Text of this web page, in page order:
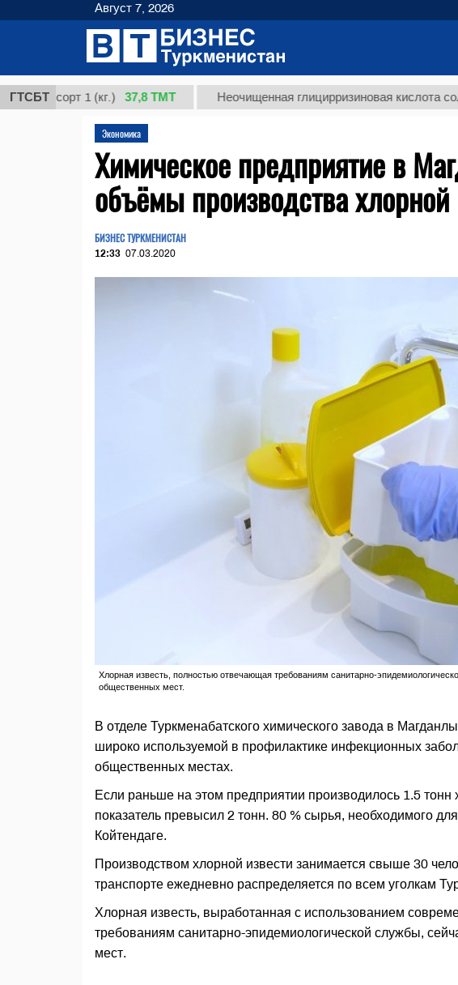
ГТСБТ
сорт 1 (кг.) 37,8 ТМТ Неочищенная глицирризиновая кислота
Экономика
Химическое предприятие в
объёмы производства хлорной
БИЗНЕС ТУРКМЕНИСТАН
12:33 07.03.2020
Хлорная известь, полностью отвечающая требованиям санитарно-
общественных мест.
В отделе Туркменабатского химического завода в
широко используемой в профилактике инфекционных
общественных местах.
Если раньше на этом предприятии производилось 1.5 тонн
показатель превысил 2 тонн. 80 % сырья, необходимого
Койтендаге.
Производством хлорной извести занимается свыше 30
транспорте ежедневно распределяется по всем уголкам
Хлорная известь, выработанная с использованием
требованиям санитарно-эпидемиологической службы,
мест.
Август 7, 2026